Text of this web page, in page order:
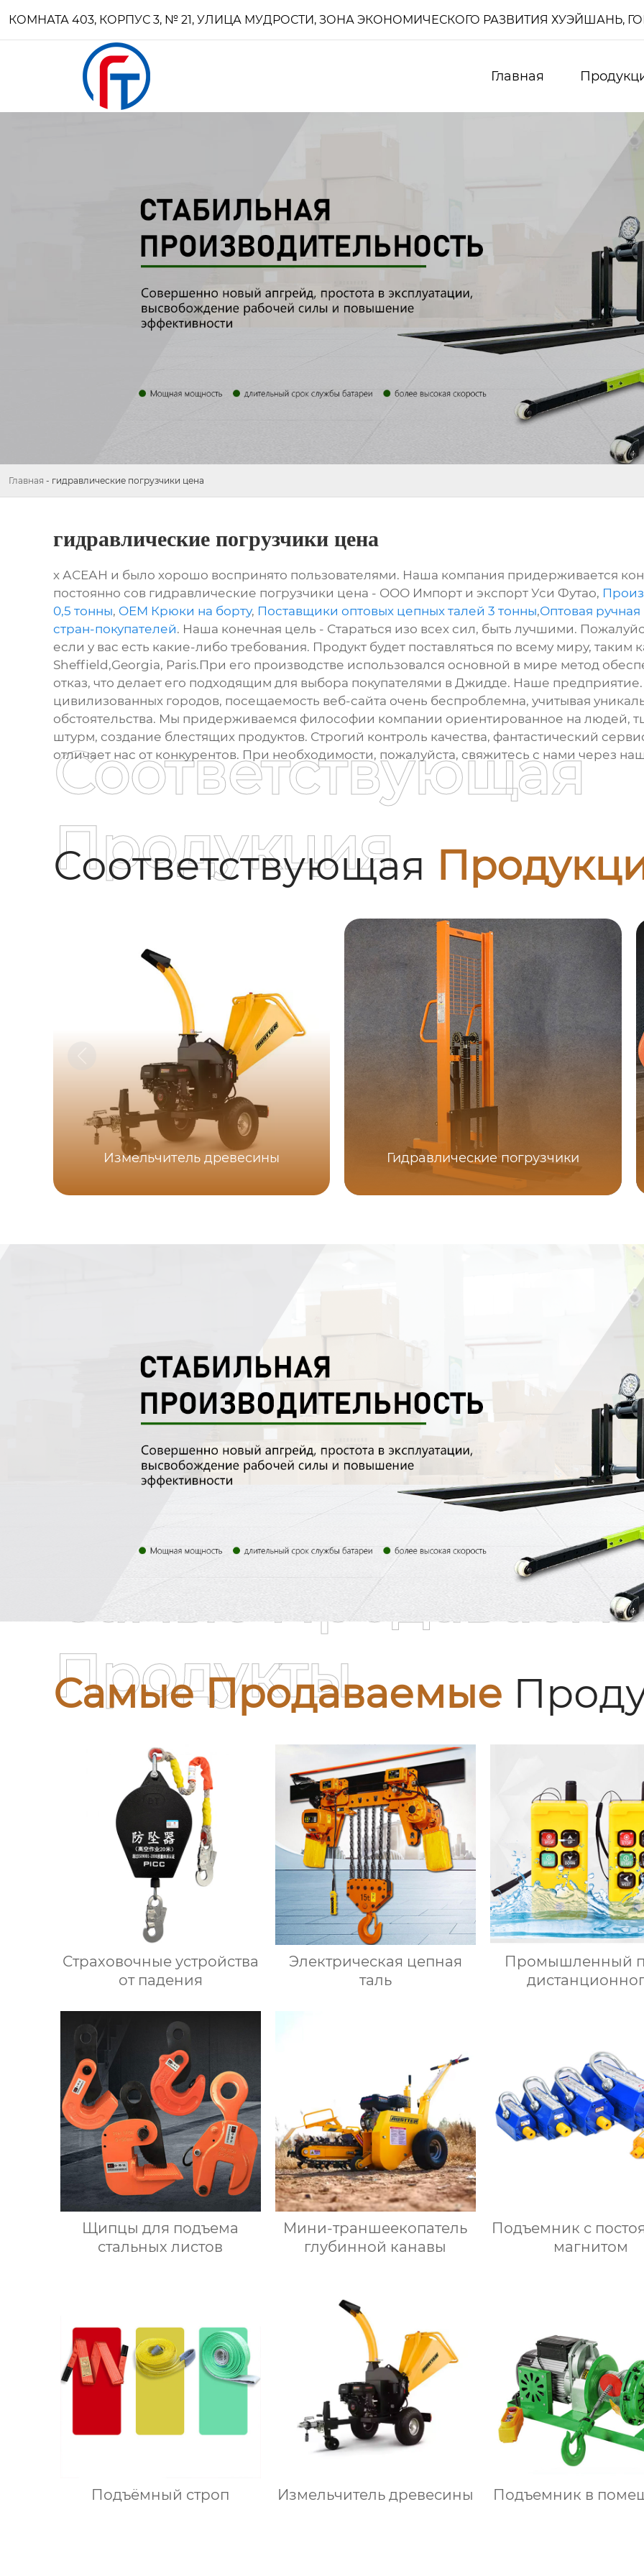
КОМНАТА 403, КОРПУС 3, № 21, УЛИЦА МУДРОСТИ, ЗОНА ЭКОНОМИЧЕСКОГО РАЗВИТИЯ ХУЭЙШАНЬ,
Главная
Главная - гидравлические погрузчики цена
гидравлические погрузчики цена
х АСЕАН и было хорошо воспринято пользователями. Наша компания придерживается
постоянно сов гидравлические погрузчики цена - ООО Импорт и экспорт Уси Футао,
0,5 тонны, OEM Крюки на борту, Поставщики оптовых цепных талей 3 тонны,Оптовая
стран-покупателей. Наша конечная цель - Стараться изо всех сил, быть лучшими.
если у вас есть какие-либо требования. Продукт будет поставляться по всему миру,
Sheffield,Georgia, Paris.При его производстве использовался основной в мире метод
отказ, что делает его подходящим для выбора покупателями в Джидде. Наше
цивилизованных городов, посещаемость веб-сайта очень беспроблемна, учитывая
обстоятельства. Мы придерживаемся философии компании ориентированное на людей,
штурм, создание блестящих продуктов. Строгий контроль качества, фантастический
отличает нас от конкурентов. При необходимости, пожалуйста, свяжитесь с нами через
Соответствующая
Соответствующая
Продукция
Измельчитель древесины Гидравлические погрузчики
Самые Продаваемые
Самые
Продукты
Страховочные устройства
от падения
Электрическая цепная
таль
Промышленный
Щипцы для подъема
стальных листов
Мини-траншеекопатель
глубинной канавы
Подъемник с
магнитом
Подъёмный строп Измельчитель древесины Подъемник в